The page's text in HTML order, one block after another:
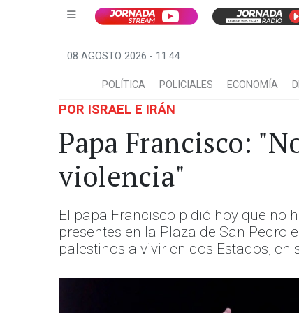
08 AGOSTO 2026 - 11:44
POLÍTICA POLICIALES ECONOMÍA
POR ISRAEL E IRÁN
Papa Francisco:
violencia"
El papa Francisco pidió hoy que no
presentes en la Plaza de San Pedro
palestinos a vivir en dos Estados, en